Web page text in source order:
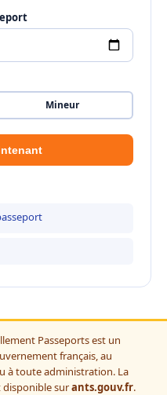
Mineur
Passeports est un
français, au
à toute administration. La
surants.gouv.fr.